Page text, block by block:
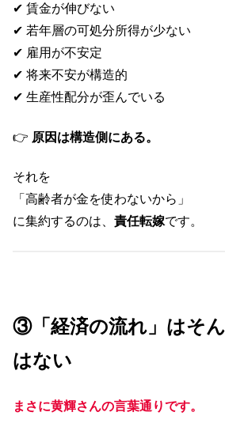
✔ 賃金が伸びない
✔ 若年層の可処分所得が少ない
✔ 雇用が不安定
✔ 将来不安が構造的
✔ 生産性配分が歪んでいる
👉 原因は構造側にある。
それを
「高齢者が金を使わないから」
に集約するのは、 責任転嫁です。
③「経済の流れ」はそ
はない
まさに黄輝さんの言葉通りです。